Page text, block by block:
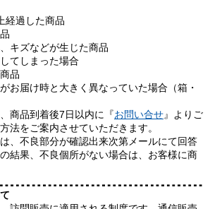
経過した商品
キズなどが生じた商品
てしまった場合
品
お届け時と大きく異なっていた場合（箱・
商品到着後7日以内に『お問い合せ』よりご
法をご案内させていただきます。
、不良部分が確認出来次第メールにて回答
結果、不良個所がない場合は、お客様に商